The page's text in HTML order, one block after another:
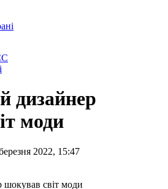
дизайнер
моди
2022, 15:47